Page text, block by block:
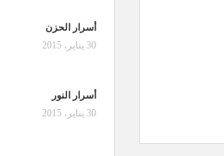
أسرار الحزن
30 يناير، 2015
أسرار النور
30 يناير، 2015